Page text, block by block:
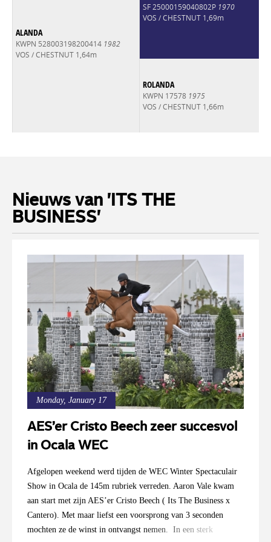
ALANDA
KWPN 528003198200414 1982
VOS / CHESTNUT 1,64m
SF 25000159040802P 1970
VOS / CHESTNUT 1,69m
ROLANDA
KWPN 17578 1975
VOS / CHESTNUT 1,66m
Nieuws van 'ITS THE
BUSINESS'
Monday, January 17
AES’er Cristo Beech zeer succesvol
in Ocala WEC
Afgelopen weekend werd tijden de WEC Winter Spectaculair
Show in Ocala de 145m rubriek verreden. Aaron Vale kwam
aan start met zijn AES’er Cristo Beech ( Its The Business x
Cantero). Met maar liefst een voorsprong van 3 seconden
mochten ze de winst in ontvangst nemen. In een sterk